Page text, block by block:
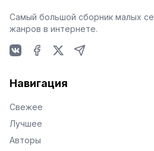
Самый большой сборник малых
жанров в интернете.
Навигация
Свежее
Лучшее
Авторы